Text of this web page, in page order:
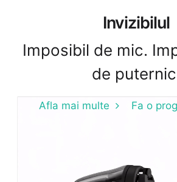
Invizibilul
Imposibil de mic.
de
Afla mai multe Fa o